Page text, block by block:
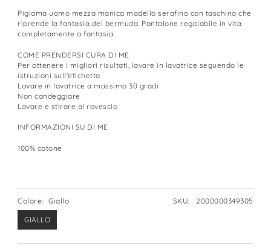
Pigiama uomo mezza manica modello serafino con taschino che
riprende la fantasia del bermuda. Pantalone regolabile in vita
completamente a fantasia.
COME PRENDERSI CURA DI ME
Per ottenere i migliori risultati, lavare in lavatrice seguendo le
istruzioni sull'etichetta
Lavare in lavatrice a massimo 30 gradi
Non candeggiare
Lavare e stirare al rovescio
INFORMAZIONI SU DI ME
100% cotone
SKU: 2000000349305
Colore: Giallo
GIALLO